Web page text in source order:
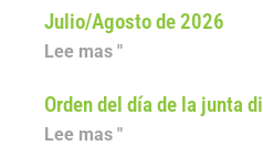
Julio/Agosto de 2026
Lee mas "
Orden del día de la junta
Lee mas "